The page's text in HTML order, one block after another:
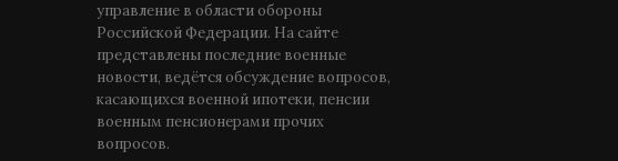
управление в области обороны
Российской Федерации. На сайте
представлены последние военные
новости, ведётся обсуждение вопросов,
касающихся военной ипотеки, пенсии
военным пенсионерами прочих
вопросов.